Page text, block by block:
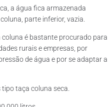
a água fica armazenada
parte inferior, vazia.
é bastante procurado para
rurais e empresas, por
de água e por se adaptar a
taça coluna seca.